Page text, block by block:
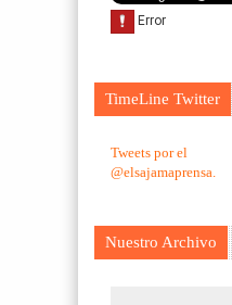
TimeLine Twitter
Tweets por el
@elsajamaprensa.
Nuestro Archivo